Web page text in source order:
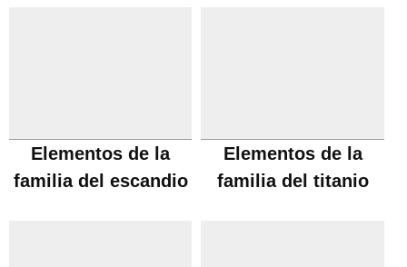
Elementos de la
familia del escandio
Elementos de la
familia del titanio